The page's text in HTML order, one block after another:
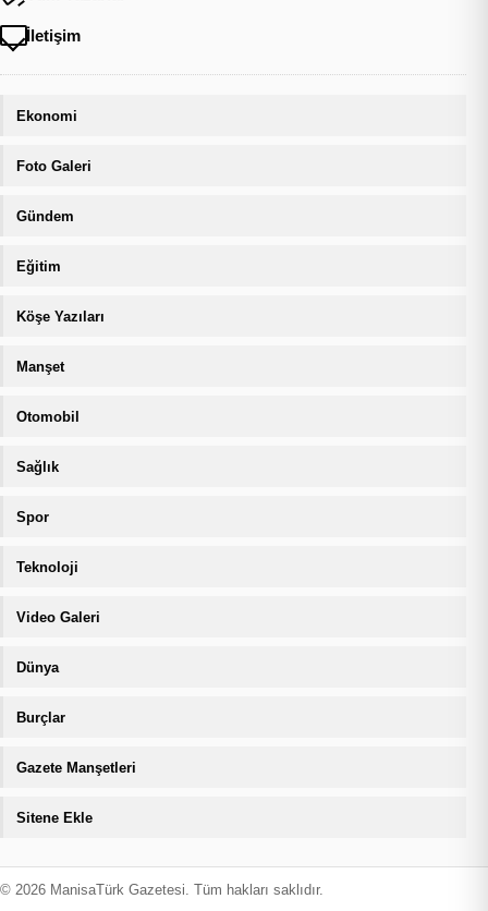
İletişim
Ekonomi
Foto Galeri
Gündem
Eğitim
Köşe Yazıları
Manşet
Otomobil
Sağlık
Spor
Teknoloji
Video Galeri
Dünya
Burçlar
Gazete Manşetleri
Sitene Ekle
© 2026 ManisaTürk Gazetesi. Tüm hakları saklıdır.